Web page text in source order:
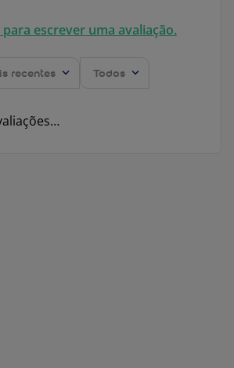
para escrever uma avaliação.
recentes Todos